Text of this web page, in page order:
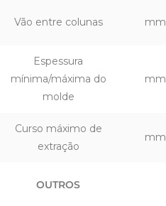
Vão entre colunas mm
Espessura
mínima/máxima do
molde
mm
Curso máximo de
extração
mm
OUTROS